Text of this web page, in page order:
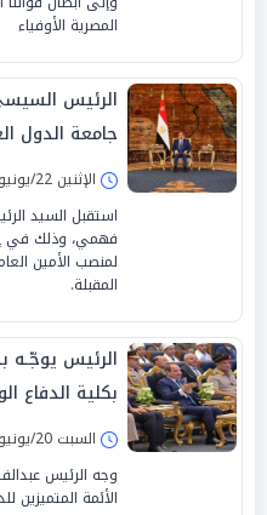
المصرية الأوفياء
الرئيس
جامعة الدول
الإثنين 22/يونيو/2026 - 03:13 ص
استقبل السيد
فهمي، وذلك في
لمنصب الأمين
المقبلة.
الرئيس يوجّـه
بكلية الدفاع
السبت 20/يونيو/2026 - 07:04 م
وجه الرئيس
الأئمة المتميزين